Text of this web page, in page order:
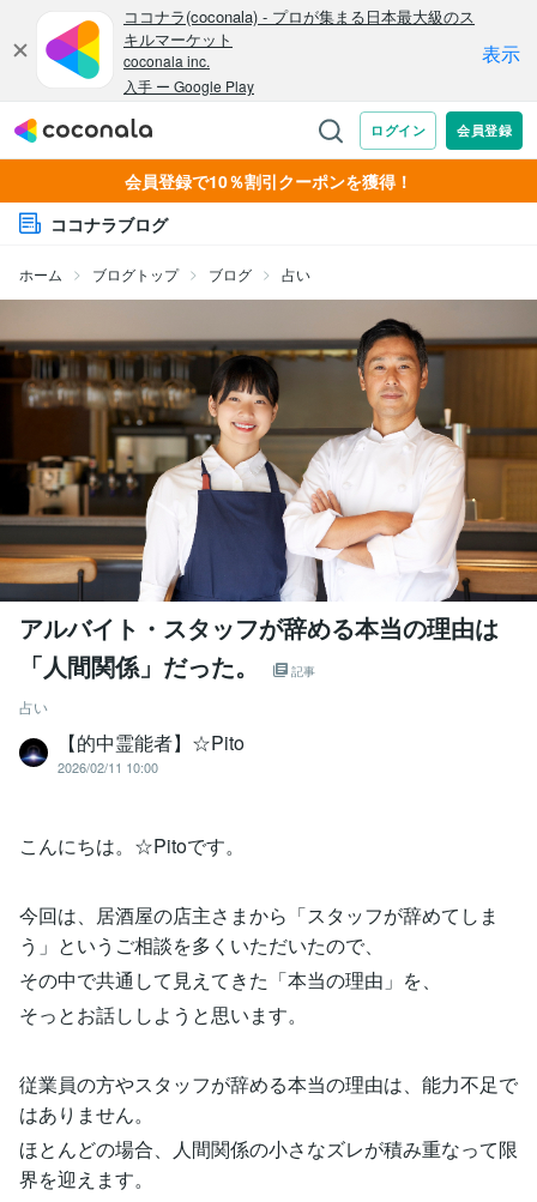
会員登録で10％割引クーポンを獲得！
ココナラブログ
ホーム ブログトップ ブログ 占い
アルバイト・スタッフが辞める本当の理由は
「人間関係」だった。
記事
占い
【的中霊能者】☆Pito
2026/02/11 10:00
こんにちは。☆Pitoです。
今回は、居酒屋の店主さまから「スタッフが辞めてしま
う」というご相談を多くいただいたので、
その中で共通して見えてきた「本当の理由」を、
そっとお話ししようと思います。
従業員の方やスタッフが辞める本当の理由は、能力不足で
はありません。
ほとんどの場合、人間関係の小さなズレが積み重なって限
界を迎えます。